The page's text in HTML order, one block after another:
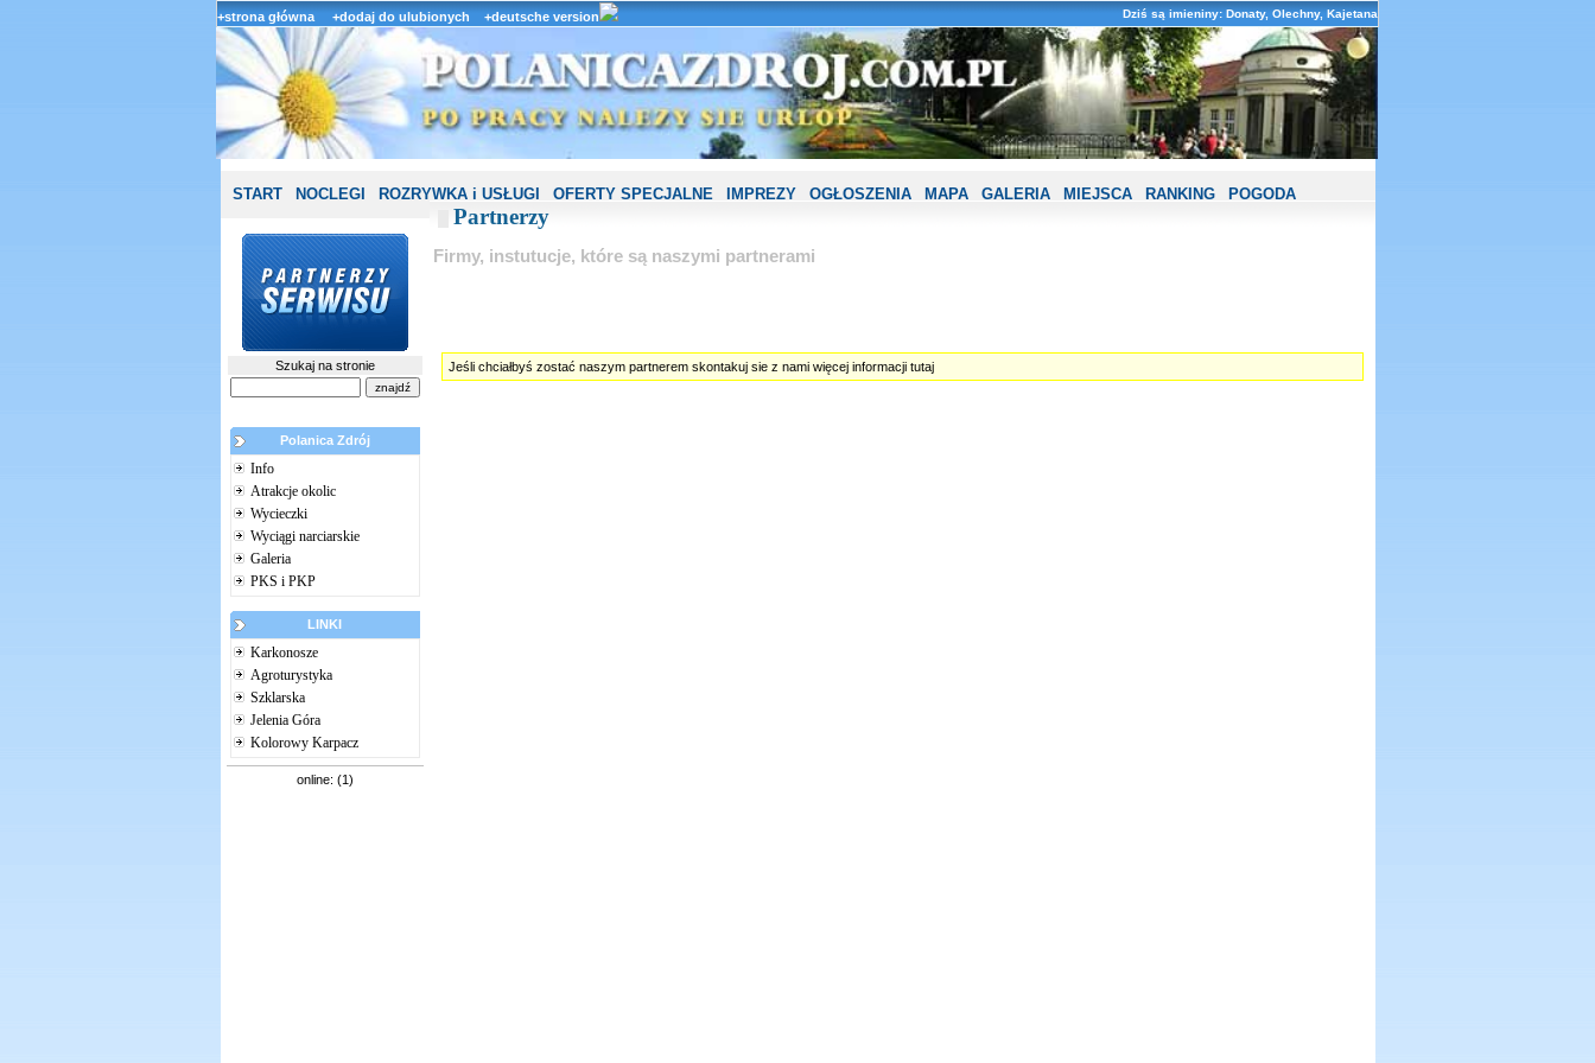
+strona główna +dodaj do ulubionych +deutsche version Dziś są imieniny: Donaty, Olechny, Kajetana
START NOCLEGI ROZRYWKA i USŁUGI OFERTY SPECJALNE IMPREZY OGŁOSZENIA MAPA GALERIA MIEJSCA RANKING POGODA
Szukaj na stronie
Polanica Zdrój
Info
Atrakcje okolic
Wycieczki
Wyciągi narciarskie
Galeria
PKS i PKP
LINKI
Karkonosze
Agroturystyka
Szklarska
Jelenia Góra
Kolorowy Karpacz
online: (1)
Partnerzy
Firmy, instutucje, które są naszymi partnerami
Jeśli chciałbyś zostać naszym partnerem skontakuj sie z nami więcej informacji tutaj